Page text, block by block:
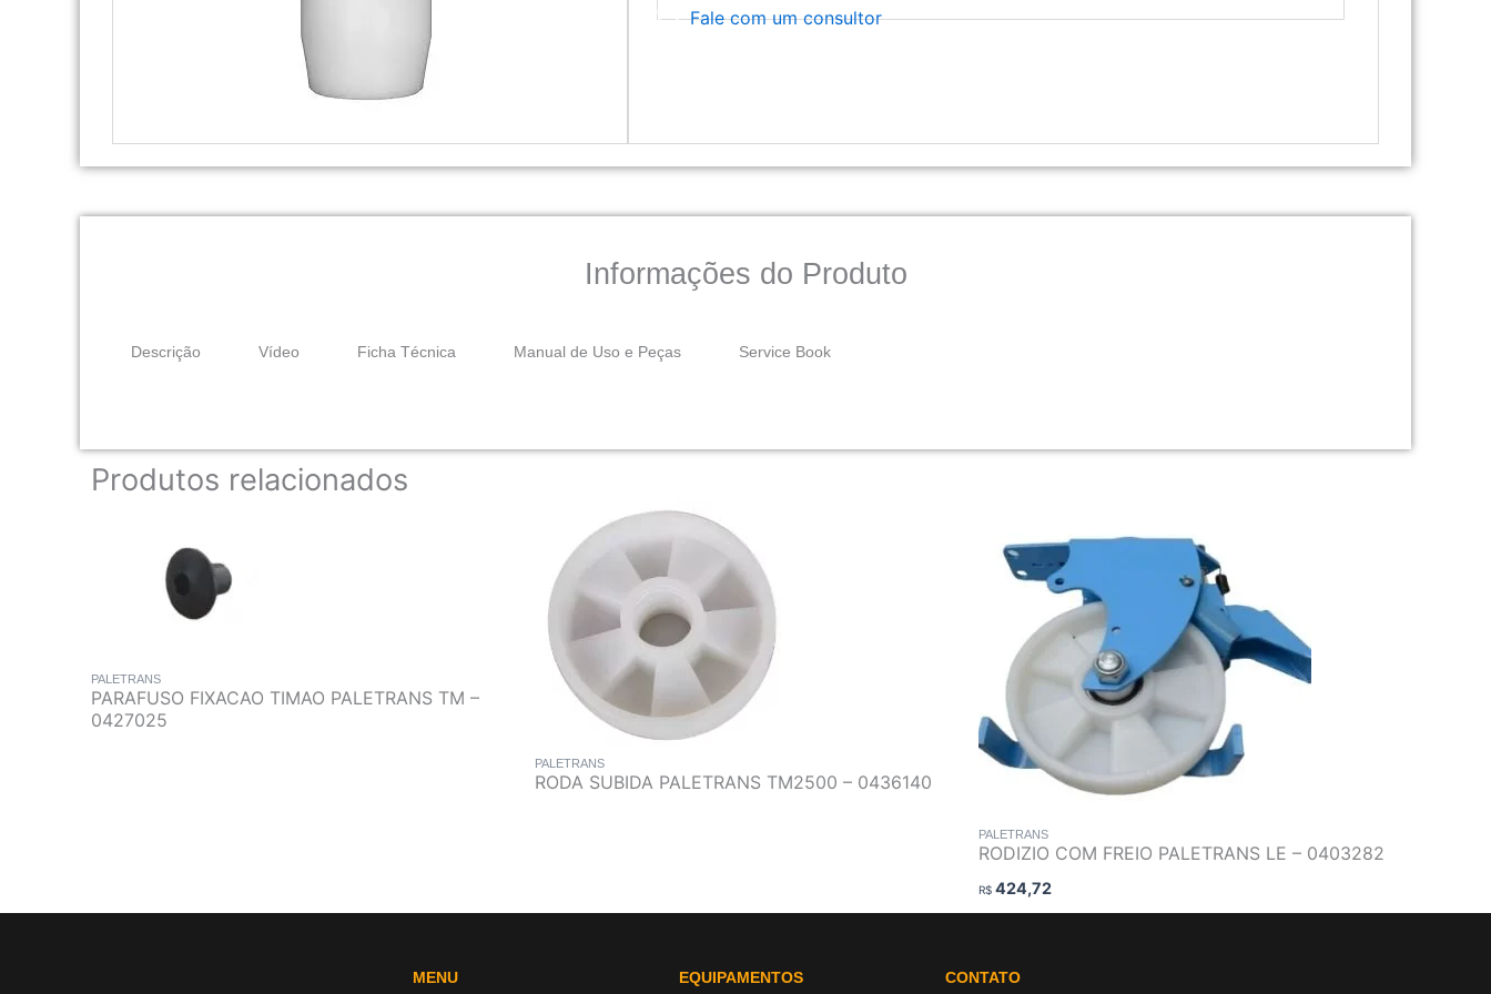
Fale com um consultor
Informações do Produto
Descrição Vídeo Ficha Técnica Manual de Uso e Peças Service Book
Produtos relacionados
PALETRANS
PARAFUSO FIXACAO TIMAO PALETRANS TM –
0427025
PALETRANS
RODA SUBIDA PALETRANS TM2500 – 0436140
PALETRANS
RODIZIO COM FREIO PALETRANS LE – 0403282
R$ 424,72
MENU EQUIPAMENTOS CONTATO